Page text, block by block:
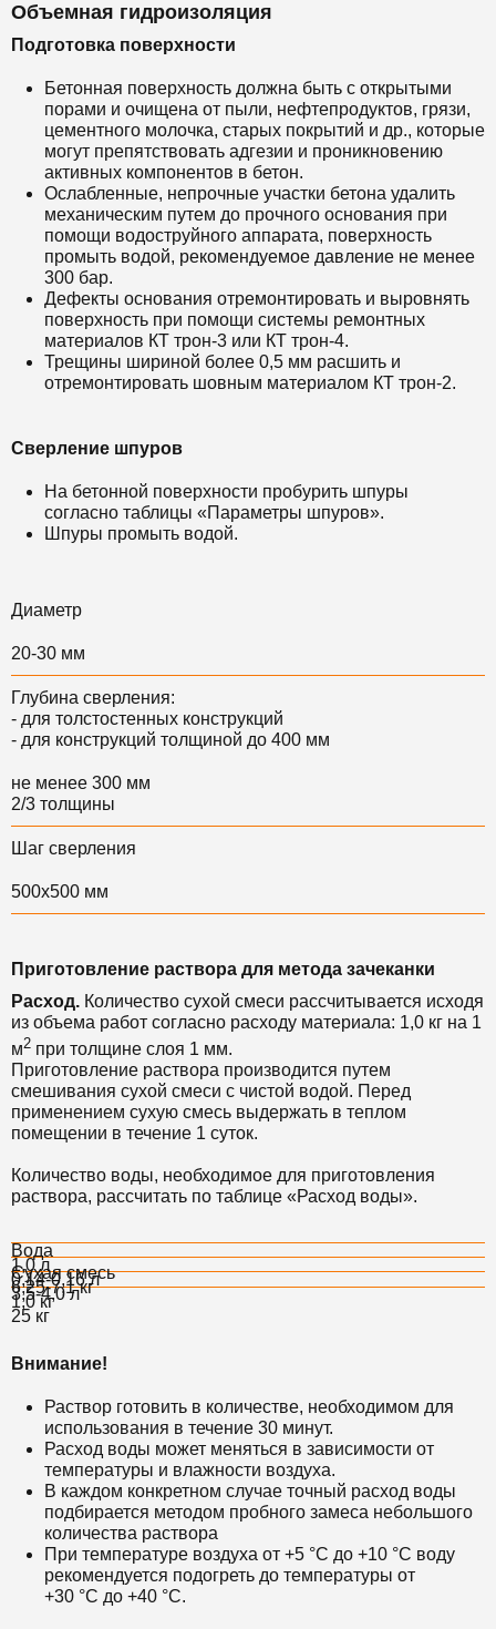
Объемная гидроизоляция
Подготовка поверхности
Бетонная поверхность должна быть с открытыми
порами и очищена от пыли, нефтепродуктов, грязи,
цементного молочка, старых покрытий и др., которые
могут препятствовать адгезии и проникновению
активных компонентов в бетон.
Ослабленные, непрочные участки бетона удалить
механическим путем до прочного основания при
помощи водоструйного аппарата, поверхность
промыть водой, рекомендуемое давление не менее
300 бар.
Дефекты основания отремонтировать и выровнять
поверхность при помощи системы ремонтных
материалов КТ трон-3 или КТ трон-4.
Трещины шириной более 0,5 мм расшить и
отремонтировать шовным материалом КТ трон-2.
Сверление шпуров
На бетонной поверхности пробурить шпуры
согласно таблицы «Параметры шпуров».
Шпуры промыть водой.
Диаметр
20-30 мм
Глубина сверления:
- для толстостенных конструкций
- для конструкций толщиной до 400 мм
не менее 300 мм
2/3 толщины
Шаг сверления
500х500 мм
Приготовление раствора для метода зачеканки
Расход. Количество сухой смеси рассчитывается исходя
из объема работ согласно расходу материала: 1,0 кг на 1
м2 при толщине слоя 1 мм.
Приготовление раствора производится путем
смешивания сухой смеси с чистой водой. Перед
применением сухую смесь выдержать в теплом
помещении в течение 1 суток.
Количество воды, необходимое для приготовления
раствора, рассчитать по таблице «Расход воды».
Вода
Сухая смесь
1,0 л
6,25-7,1 кг
0,14-0,16 л
1,0 кг
3,5-4,0 л
25 кг
Внимание!
Раствор готовить в количестве, необходимом для
использования в течение 30 минут.
Расход воды может меняться в зависимости от
температуры и влажности воздуха.
В каждом конкретном случае точный расход воды
подбирается методом пробного замеса небольшого
количества раствора
При температуре воздуха от +5 °С до +10 °С воду
рекомендуется подогреть до температуры от
+30 °С до +40 °С.